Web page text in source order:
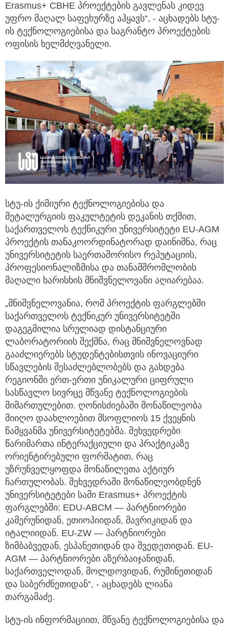
Erasmus+ CBHE პროექტების გავლენას კიდევ
უფრო მაღალ საფეხურზე აჰყავს“, - აცხადებს სტუ-
ის ტექნოლოგიებისა და საგრანტო პროექტების
ოფისის ხელმძღვანელი.
სტუ-ის ქიმიური ტექნოლოგიებისა და
მეტალურგიის ფაკულტეტის დეკანის თქმით,
საქართველოს ტექნიკური უნივერსიტეტი EU-AGM
პროექტის თანაკოორდინატორად დაინიშნა, რაც
უნივერსიტეტის საერთაშორისო რეპუტაციის,
პროფესიონალიზმისა და თანამშრომლობის
მაღალი ხარისხის მნიშვნელოვანი აღიარებაა.
„მნიშვნელოვანია, რომ პროექტის ფარგლებში
საქართველოს ტექნიკურ უნივერსიტეტში
დაგეგმილია სრულიად დისტანციური
ლაბორატორიის შექმნა, რაც მნიშვნელოვნად
გააძლიერებს სტუდენტებისთვის ინოვაციური
სწავლების შესაძლებლობებს და გახდება
რეგიონში ერთ-ერთი უნიკალური ციფრული
სასწავლო სივრცე მწვანე ტექნოლოგიების
მიმართულებით. ღონისძიებაში მონაწილეობა
მიიღო დაახლოებით მსოფლიოს 15 ქვეყნის
წამყვანმა უნივერსიტეტებმა. შეხვედრები
წარიმართა ინტერაქციული და პრაქტიკაზე
ორიენტირებული ფორმატით, რაც
უზრუნველყოფდა მონაწილეთა აქტიურ
ჩართულობას. შეხვედრაში მონაწილეობდნენ
უნივერსიტეტები სამი Erasmus+ პროექტის
ფარგლებში: EDU-ABCM — პარტნიორები
კამერუნიდან, ეთიოპიიდან, მავრიკიდან და
იტალიიდან. EU-ZW — პარტნიორები
ზიმბაბვედან, ესპანეთიდან და შვედეთიდან. EU-
AGM — პარტნიორები აზერბაიჯანიდან,
საქართველოდან, მოლდოვიდან, რუმინეთიდან
და საბერძნეთიდან“, - აცხადებს ლიანა
თარგამაძე.
სტუ-ის ინფორმაციით, მწვანე ტექნოლოგიებისა და